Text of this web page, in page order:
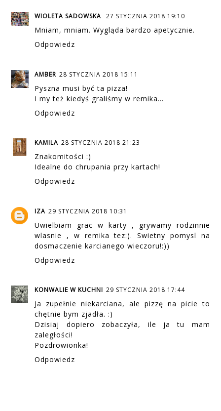
WIOLETA SADOWSKA 27 STYCZNIA 2018 19:10
Mniam, mniam. Wygląda bardzo apetycznie.
Odpowiedz
AMBER 28 STYCZNIA 2018 15:11
Pyszna musi być ta pizza!
I my też kiedyś graliśmy w remika...
Odpowiedz
KAMILA 28 STYCZNIA 2018 21:23
Znakomitości :)
Idealne do chrupania przy kartach!
Odpowiedz
IZA 29 STYCZNIA 2018 10:31
Uwielbiam grac w karty , grywamy rodzinnie
wlasnie , w remika tez:). Swietny pomysl na
dosmaczenie karcianego wieczoru!:))
Odpowiedz
KONWALIE W KUCHNI 29 STYCZNIA 2018 17:44
Ja zupełnie niekarciana, ale pizzę na picie to
chętnie bym zjadła. :)
Dzisiaj dopiero zobaczyła, ile ja tu mam
zaległości!
Pozdrowionka!
Odpowiedz